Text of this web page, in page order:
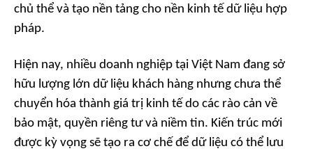
chủ thể và tạo nền tảng cho nền kinh tế dữ liệu hợp
pháp.
Hiện nay, nhiều doanh nghiệp tại Việt Nam đang sở
hữu lượng lớn dữ liệu khách hàng nhưng chưa thể
chuyển hóa thành giá trị kinh tế do các rào cản về
bảo mật, quyền riêng tư và niềm tin. Kiến trúc mới
được kỳ vọng sẽ tạo ra cơ chế để dữ liệu có thể lưu